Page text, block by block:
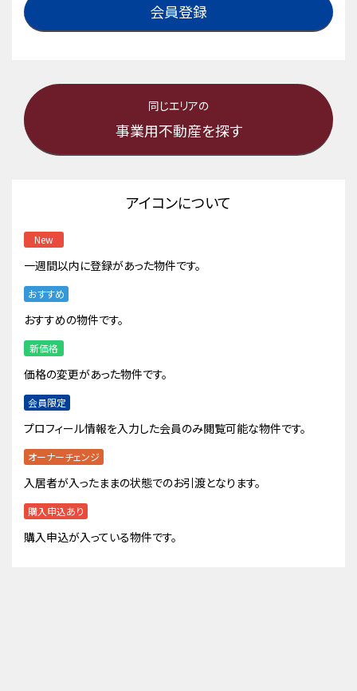
会員登録
同じエリアの
事業用不動産を探す
アイコンについて
New
一週間以内に登録があった物件です。
おすすめ
おすすめの物件です。
新価格
価格の変更があった物件です。
会員限定
プロフィール情報を入力した会員のみ閲覧可能な物件です。
オーナーチェンジ
入居者が入ったままの状態でのお引渡となります。
購入申込あり
購入申込が入っている物件です。